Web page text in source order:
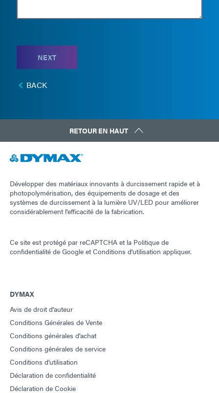
NEXT
BACK
RETOUR EN HAUT
Développer des matériaux innovants à durcissement rapide et à
photopolymérisation, des équipements de dosage et des
systèmes de durcissement à la lumière UV/LED pour améliorer
considérablement l'efficacité de la fabrication.
Ce site est protégé par reCAPTCHA et la Politique de
confidentialité de Google etConditions d'utilisation appliquer.
DYMAX
Avis de droit d'auteur
Conditions Générales de Vente
Conditions générales d'achat
Conditions générales de service
Conditions d'utilisation
Déclaration de confidentialité
Déclaration de Cookie